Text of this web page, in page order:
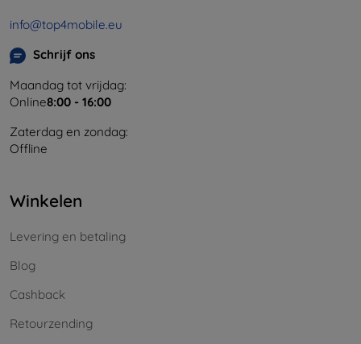
info@top4mobile.eu
Schrijf ons
Maandag tot vrijdag:
Online8:00 - 16:00
Zaterdag en zondag:
Offline
Winkelen
Levering en betaling
Blog
Cashback
Retourzending